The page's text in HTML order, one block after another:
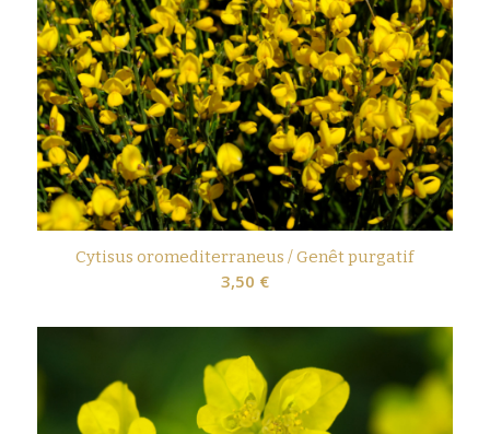
Cytisus oromediterraneus / Genêt purgatif
3,50 €